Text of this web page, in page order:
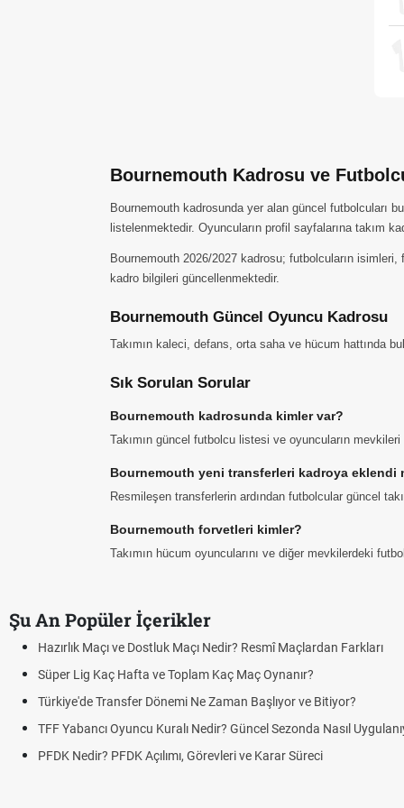
Bournemouth Kadrosu ve
Bournemouth kadrosunda yer alan güncel futbolcuları
listelenmektedir. Oyuncuların profil sayfalarına takım
Bournemouth 2026/2027 kadrosu; futbolcuların
kadro bilgileri güncellenmektedir.
Bournemouth Güncel Oyuncu Kadrosu
Takımın kaleci, defans, orta saha ve hücum hattında
Sık Sorulan Sorular
Bournemouth kadrosunda kimler var?
Takımın güncel futbolcu listesi ve oyuncuların
Bournemouth yeni transferleri kadroya eklendi
Resmileşen transferlerin ardından futbolcular güncel
Bournemouth forvetleri kimler?
Takımın hücum oyuncularını ve diğer mevkilerdeki
Şu An Popüler İçerikler
Puan Durumunda AG,
Skor Ne Demek?
Futbol Nasıl Oynanır?
Deplasman Golü
DGS Sonuçları Ne